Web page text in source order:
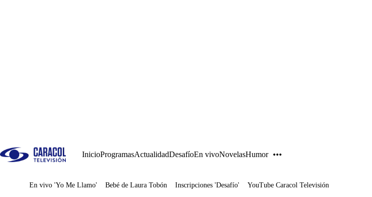
InicioProgramasActualidadDesafíoEn vivoNovelasHumor
Juegos
En vivo 'Yo Me Llamo' Bebé de Laura Tobón Inscripciones 'Desafío' YouTube Caracol Televisión